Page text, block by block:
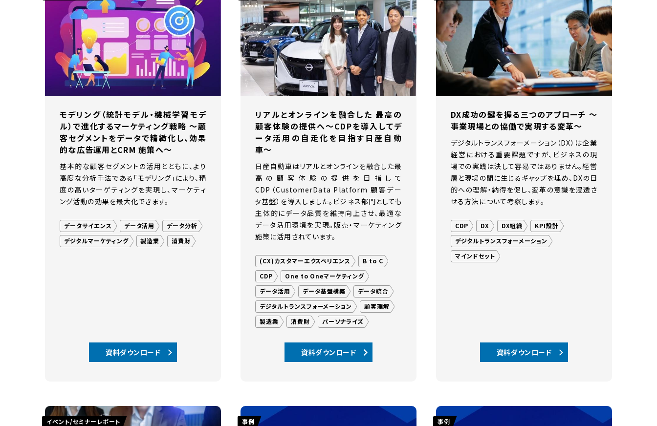
モデリング（統計モデル・機械学習モデ
ル）で進化するマーケティング戦略 〜顧
客セグメントをデータで精緻化し、効果
的な広告運用とCRM 施策へ〜
基本的な顧客セグメントの活用とともに、より
高度な分析手法である「モデリング」により、精
度の高いターゲティングを実現し、マーケティ
ング活動の効果を最大化できます。
データサイエンス データ活用
データ分析
デジタルマーケティング
製造業 消費財
資料ダウンロード
リアルとオンラインを融合した 最高の
顧客体験の提供へ〜CDPを導入してデ
ータ活用の自走化を目指す日産自動
車〜
日産自動車はリアルとオンラインを融合した最
高の顧客体験の提供を目指して
CDP（CustomerData Platform 顧客デー
タ基盤）を導入しました。ビジネス部門としても
主体的にデータ品質を維持向上させ、最適な
データ活用環境を実現。販売・マーケティング
施策に活用されています。
(CX)カスタマーエクスペリエンス
B to C
CDP
One to Oneマーケティング
データ活用
データ基盤構築
データ統合
デジタルトランスフォーメーション
顧客理解
製造業
消費財 パーソナライズ
資料ダウンロード
DX成功の鍵を握る三つのアプローチ 〜
事業現場との協働で実現する変革〜
デジタルトランスフォーメーション（DX）は企業
経営における重要課題ですが、ビジネスの現
場での実践は決して容易ではありません。経営
層と現場の間に生じるギャップを埋め、DXの目
的への理解・納得を促し、変革の意識を浸透さ
せる方法について考察します。
CDP DX DX組織
KPI設計
デジタルトランスフォーメーション
マインドセット
資料ダウンロード
イベント/セミナーレポート 事例 事例